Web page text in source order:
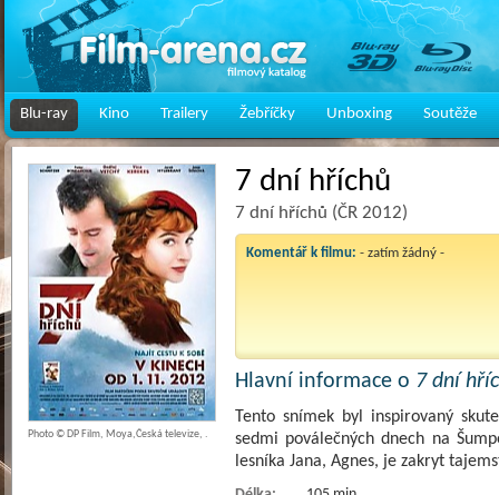
Blu-ray Kino Trailery Žebříčky Unboxing Soutěže
7 dní hříchů
7 dní hříchů (ČR 2012)
Komentář k filmu: - zatím žádný -
Hlavní informace o 7 dní
Tento snímek byl inspirovaný
sedmi poválečných dnech na
lesníka Jana, Agnes, je zakryt
Photo © DP Film, Moya,Česká televize, .